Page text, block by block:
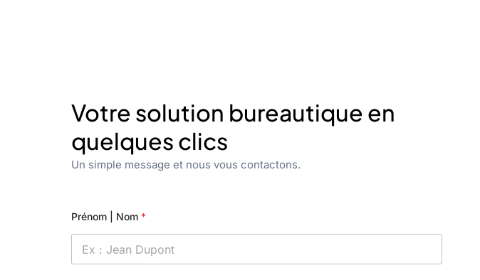
Votre solution bureautique en
quelques clics
Un simple message et nous vous contactons.
Prénom | Nom *